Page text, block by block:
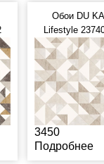
Обои DU KA
Lifestyle
3450
Подробнее